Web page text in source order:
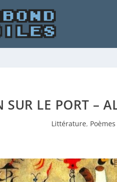
SUR LE PORT –
Littérature, Poèmes